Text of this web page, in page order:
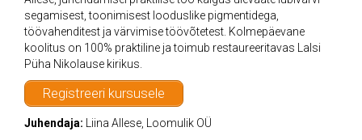
segamisest, toonimisest looduslike pigmentidega,
töövahenditest ja värvimise töövõtetest. Kolmepäevane
koolitus on 100% praktiline ja toimub restaureeritavas Lalsi
Püha Nikolause kirikus.
Registreeri kursusele
Juhendaja: Liina Allese, Loomulik OÜ